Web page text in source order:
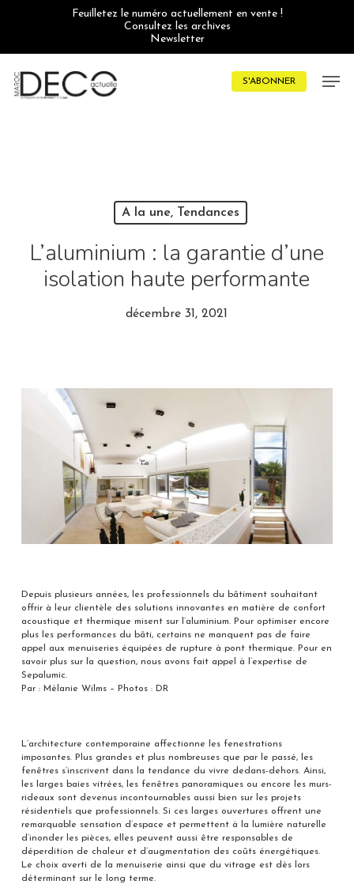
Feuilletez le numéro actuellement en vente !
Consultez les archives
Newsletter
S'ABONNER
A la une, Tendances
L’aluminium : la garantie d’une
isolation haute performante
décembre 31, 2021
Depuis plusieurs années, les professionnels du bâtiment souhaitant
offrir à leur clientèle des solutions innovantes en matière de confort
acoustique et thermique misent sur l’aluminium. Pour optimiser encore
plus les performances du bâti, certains ne manquent pas de faire
appel aux menuiseries équipées de rupture à pont thermique. Pour en
savoir plus sur la question, nous avons fait appel à l’expertise de
Sepalumic.
Par : Mélanie Wilms – Photos : DR
L’architecture contemporaine affectionne les fenestrations
imposantes. Plus grandes et plus nombreuses que par le passé, les
fenêtres s’inscrivent dans la tendance du vivre dedans-dehors. Ainsi,
les larges baies vitrées, les fenêtres panoramiques ou encore les murs-
rideaux sont devenus incontournables aussi bien sur les projets
résidentiels que professionnels. Si ces larges ouvertures offrent une
remarquable sensation d’espace et permettent à la lumière naturelle
d’inonder les pièces, elles peuvent aussi être responsables de
déperdition de chaleur et d’augmentation des coûts énergétiques.
Le choix averti de la menuiserie ainsi que du vitrage est dès lors
déterminant sur le long terme.